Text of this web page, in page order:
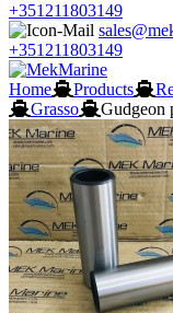
+351211803149
+351211803149
Home Products
Grasso
Gudgeon